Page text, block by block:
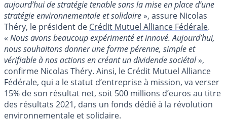
aujourd’hui de stratégie tenable sans la mise en place d’une
stratégie environnementale et solidaire», assure Nicolas
Théry, le président de Crédit Mutuel Alliance Fédérale.
« Nous avons beaucoup expérimenté et innové. Aujourd’hui,
nous souhaitons donner une forme pérenne, simple et
vérifiable à nos actions en créant un dividende sociétal»,
confirme Nicolas Théry. Ainsi, le Crédit Mutuel Alliance
Fédérale, qui a le statut d’entreprise à mission, va verser
15% de son résultat net, soit 500 millions d’euros au titre
des résultats 2021, dans un fonds dédié à la révolution
environnementale et solidaire.